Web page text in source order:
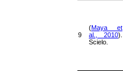
9
(Maya et
al., 2010).
Scielo.